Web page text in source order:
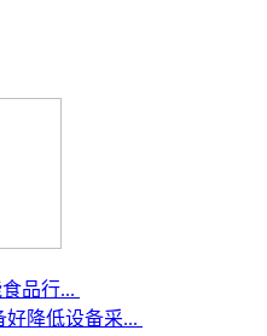
品行...
降低设备采...